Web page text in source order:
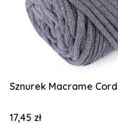
Sznurek Macrame
Cena
17,45 zł